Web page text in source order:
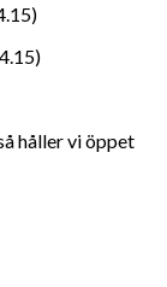
håller vi öppet